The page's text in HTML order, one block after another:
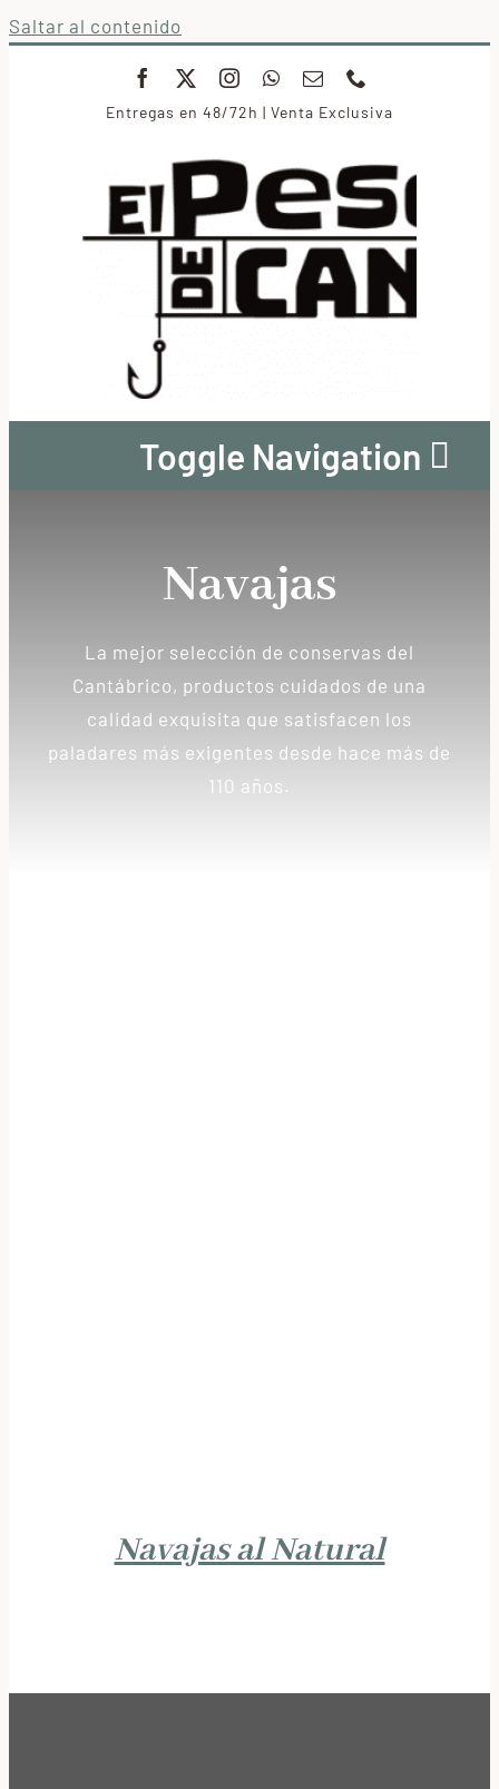
Saltar al contenido
Entregas en 48/72h | Venta Exclusiva
Toggle Navigation
Lotes promocionales
Nosotros
Blog
Navajas
La mejor selección de conservas del
Cantábrico, productos cuidados de una
calidad exquisita que satisfacen los
paladares más exigentes desde hace más de
110 años.
Navajas al Natural